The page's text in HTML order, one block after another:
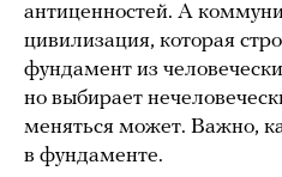
антиценностей. А
цивилизация, которая
фундамент из
но выбирает
меняться может. Важно,
в фундаменте.